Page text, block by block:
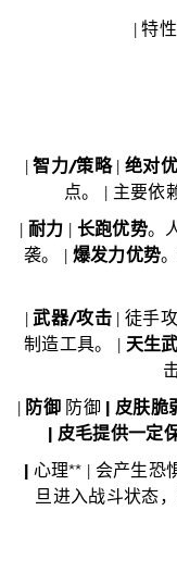
| 特
|智力/策略|绝对
点。 | 主要依
|耐力 |长跑优势。
袭。 |爆发力优势
|武器/攻击| 徒手
制造工具。 |天生
|防御防御 | 皮肤脆
| 皮毛提供一定
|心理** | 会产生恐
旦进入战斗状态